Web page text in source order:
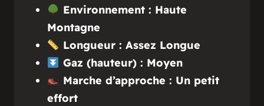
Environnement : Haute
Montagne
Longueur : Assez Longue
Gaz (hauteur) : Moyen
Marche d’approche : Un petit
effort